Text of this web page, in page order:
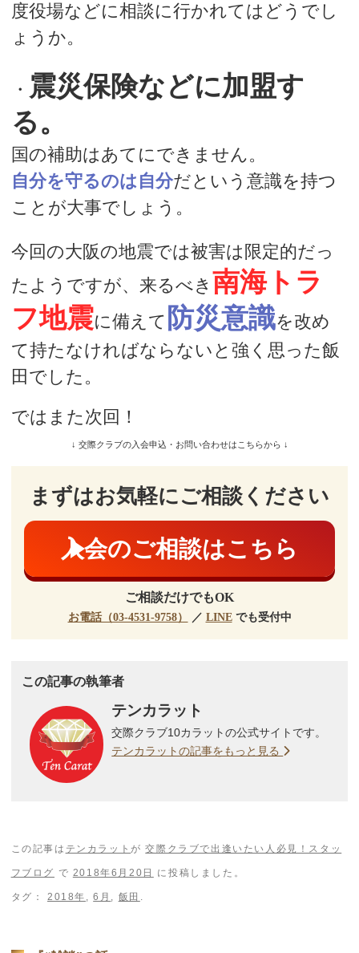
度役場などに相談に行かれてはどうでし
ょうか。
・ 震災保険などに加盟す
る。
国の補助はあてにできません。
自分を守るのは自分だという意識を持つ
ことが大事でしょう。
今回の大阪の地震では被害は限定的だっ
たようですが、来るべき 南海トラ
フ地震に備えて 防災意識を改め
て持たなければならないと強く思った飯
田でした。
ではまた次回！
↓ 交際クラブの入会申込・お問い合わせはこちらから ↓
まずはお気軽にご相談ください
入会のご相談はこちら
ご相談だけでもOK
お電話（03-4531-9758） ／ LINEでも受付中
この記事の執筆者
テンカラット
交際クラブ10カラットの公式サイトです。
テンカラットの記事をもっと見る
この記事は テンカラットが交際クラブで出逢いたい人必見！スタッ
フブログ で 2018年6月20日 に投稿しました。
タグ： 2018年 ,6月 , 飯田 .